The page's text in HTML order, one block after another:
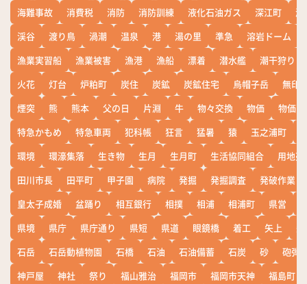
海難事故
消費税 消防 消防訓練 液化石油ガス 深江町
淵
渓谷
渡り鳥 渦潮 温泉 港 湯の里 準急 溶岩ドーム
漁業実習船
漁業被害 漁港 漁船 漂着 潜水艦
潮干狩り
火花
灯台 炉粕町 炭住 炭鉱 炭鉱住宅 烏帽子岳
無印
煙突
熊 熊本 父の日 片淵 牛 物々交換 物価
物価高
特急かもめ
特急車両 犯科帳 狂言 猛暑 猿 玉之浦町
環境
環濠集落 生き物 生月 生月町 生活協同組合
用地売
田川市長
田平町 甲子園 病院 発掘 発掘調査
発破作業
皇太子成婚
盆踊り 相互銀行 相撲 相浦 相浦町 県営
県境
県庁 県庁通り 県短 県道 眼鏡橋 着工 矢上
石岳
石岳動植物園 石橋 石油 石油備蓄 石炭 砂
砲弾
神戸屋
神社 祭り 福山雅治 福岡市 福岡市天神
福島町